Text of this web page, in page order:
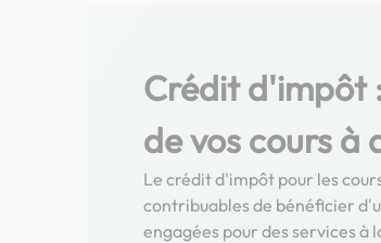
Crédit d'impôt
de vos cours à
Le crédit d'impôt pour les
contribuables de bénéficier
engagées pour des services à